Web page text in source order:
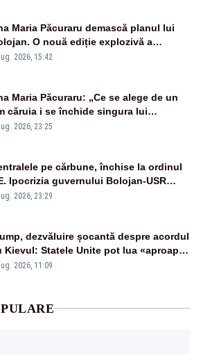
Maria Păcuraru demască planul lui
O nouă ediție explozivă a
„Miza Zilei” la Realitatea PLUS
2026, 15:42
Maria Păcuraru: „Ce se alege de un
căruia i se închide singura lui
2026, 23:25
pe cărbune, închise la ordinul
Ipocrizia guvernului Bolojan-USR
starea de alertă
2026, 23:29
dezvăluire șocantă despre acordul
Kievul: Statele Unite pot lua «aproape
ce vor» din minele Ucrainei”
2026, 11:09